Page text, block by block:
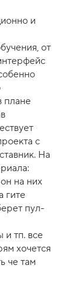
и
от
плане
с
На
на них
гите
пул-
и тп. все
хочется
че там